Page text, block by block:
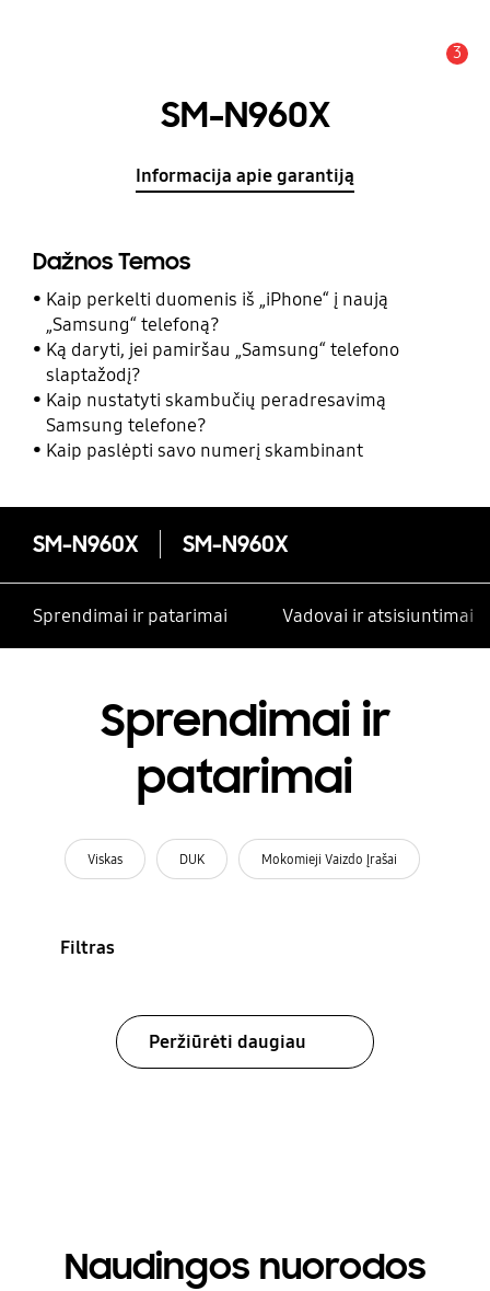
3
SM-N960X
Informacija apie garantiją
Dažnos Temos
Kaip perkelti duomenis iš „iPhone“ į naują
„Samsung“ telefoną?
Ką daryti, jei pamiršau „Samsung“ telefono
slaptažodį?
Kaip nustatyti skambučių peradresavimą
Samsung telefone?
Kaip paslėpti savo numerį skambinant
SM-N960X SM-N960X
Sprendimai ir patarimai Vadovai ir atsisiuntimai
Sprendimai ir
patarimai
Viskas DUK Mokomieji Vaizdo Įrašai
Filtras
Peržiūrėti daugiau
Naudingos nuorodos